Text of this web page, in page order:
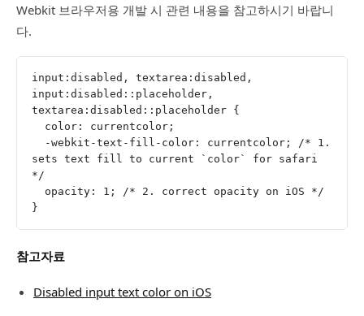
Webkit 브라우저용 개발 시 관련 내용을 참고하시기 바랍니
다.
input:disabled, textarea:disabled,
input:disabled::placeholder,
textarea:disabled::placeholder {
  color: currentcolor;
sets text fill to current `color` for safari
*/
  opacity: 1; /* 2. correct opacity on iOS */
}
참고자료
Disabled input text color on iOS